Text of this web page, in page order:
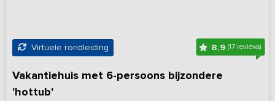
Virtuele rondleiding 8,9(17 reviews)
Vakantiehuis met 6-persoons bijzondere
'hottub'